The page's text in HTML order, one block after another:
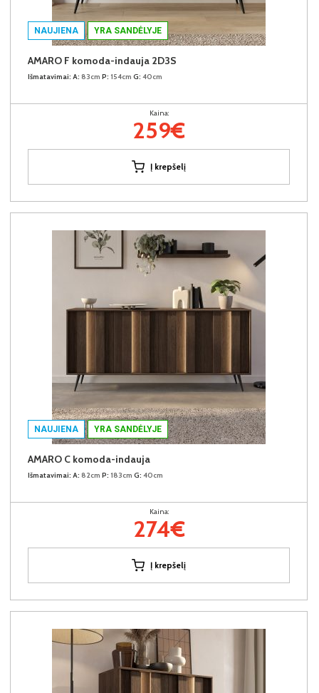
NAUJIENA YRA SANDĖLYJE
AMARO F komoda-indauja 2D3S
Išmatavimai: A: 83cm P: 154cm G: 40cm
Kaina:
259€
Į krepšelį
NAUJIENA YRA SANDĖLYJE
AMARO C komoda-indauja
Išmatavimai: A: 82cm P: 183cm G: 40cm
Kaina:
274€
Į krepšelį